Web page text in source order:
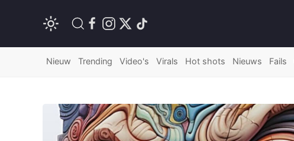
Nieuw Trending Video's Virals Hot shots Nieuws Fails